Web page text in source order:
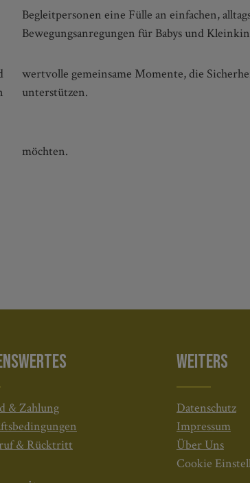
Begleitpersonen eine Fülle an einfachen,
Bewegungsanregungen für Babys und
unterstützen.
möchten.
& Zahlung
& Rücktritt
WEITERS
Datenschutz
Impressum
Über Uns
Cookie